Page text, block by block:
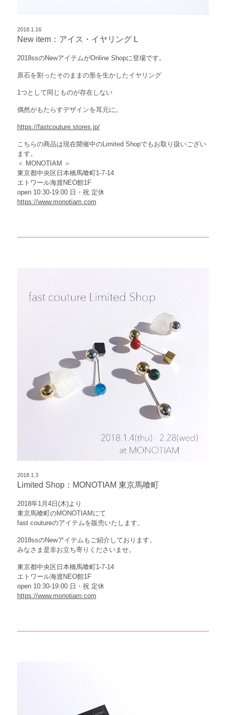
2018.1.16
New item：アイス・イヤリング L
2018ssのNewアイテムがOnline Shopに登場です。
原石を割ったそのままの形を生かしたイヤリング
1つとして同じものが存在しない
偶然がもたらすデザインを耳元に。
https://fastcouture.stores.jp/
こちらの商品は現在開催中のLimited Shopでもお取り扱いござい
ます。
＜ MONOTIAM ＞
東京都中央区日本橋馬喰町1-7-14
エトワール海渡NEO館1F
open 10:30-19:00 日・祝 定休
https://www.monotiam.com
2018.1.3
Limited Shop：MONOTIAM 東京馬喰町
2018年1月4日(木)より
東京馬喰町のMONOTIAMにて
fast coutureのアイテムを販売いたします。
2018ssのNewアイテムもご紹介しております。
みなさま是非お立ち寄りくださいませ。
東京都中央区日本橋馬喰町1-7-14
エトワール海渡NEO館1F
open 10:30-19:00 日・祝 定休
https://www.monotiam.com